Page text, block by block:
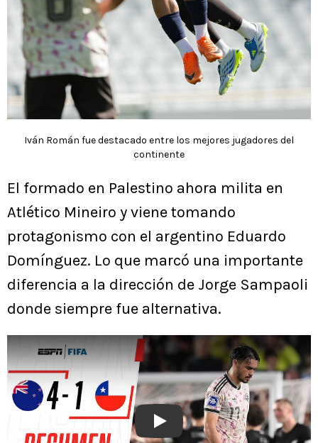
Iván Román fue destacado entre los mejores jugadores del
continente
El formado en Palestino ahora milita en
Atlético Mineiro y viene tomando
protagonismo con el argentino Eduardo
Domínguez. Lo que marcó una importante
diferencia a la dirección de Jorge Sampaoli
donde siempre fue alternativa.
Play